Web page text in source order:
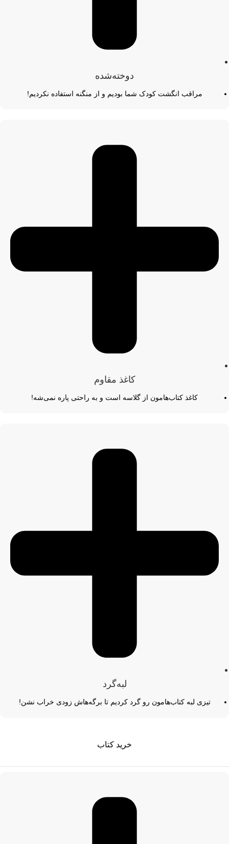
دوخته‌شده
مراقب انگشت کودک شما بودیم و از منگنه استفاده نکردیم!
کاغذ مقاوم
کاغذ کتاب‌هامون از گلاسه است و به راحتی پاره نمی‌شه!
لبه‌گرد
تیزی لبه کتاب‌هامون رو گرد کردیم تا برگه‌هاش زودی خراب نشن!
خرید کتاب